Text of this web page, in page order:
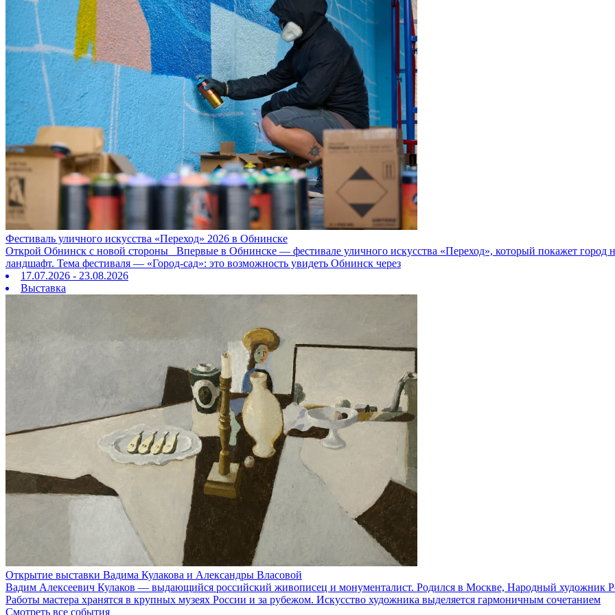
Фестиваль уличного искусства «Переход» 2026 в Обнинске
Открой Обнинск с новой стороны Впервые в Обнинске — фестивале уличного искусства «Переход», который покажет город
ландшафт. Тема фестиваля — «Город‑сад»: это возможность увидеть Обнинск через
17.07.2026 - 23.08.2026
Выставка
Открытие выставки Вадима Кулакова и Александры Власовой
Вадим Алексеевич Кулаков — выдающийся российский живописец и монументалист. Родился в Москве, Народный художник
Работы мастера хранятся в крупных музеях России и за рубежом. Искусство художника выделяется гармоничным сочетанием
Смотреть все события